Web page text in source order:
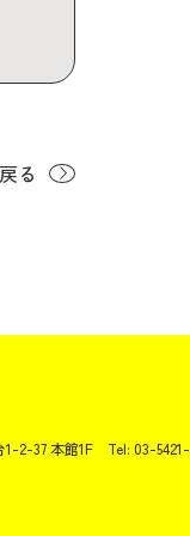
る
1-2-37 本館1F Tel: 03-5421-